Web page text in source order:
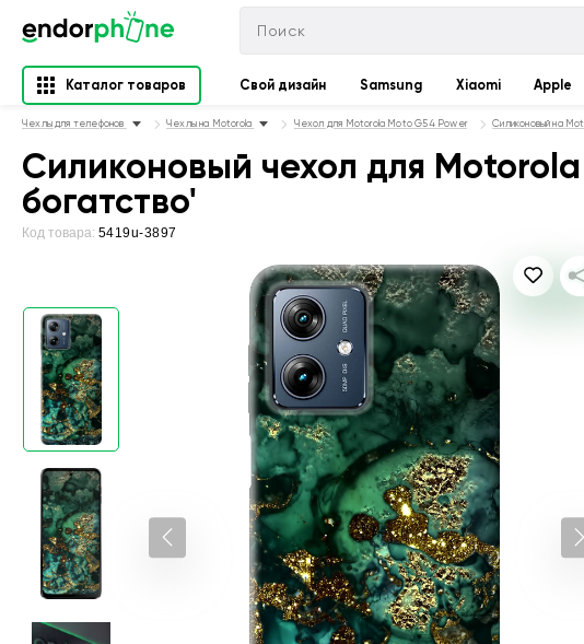
Каталог товаров Свой дизайн Samsung Xiaomi Apple
Чехлы для телефонов Чехлы на Motorola Чехол для Motorola Moto G54 Power Силиконовый на
Силиконовый чехол для
богатство'
Код товара: 5419u-3897